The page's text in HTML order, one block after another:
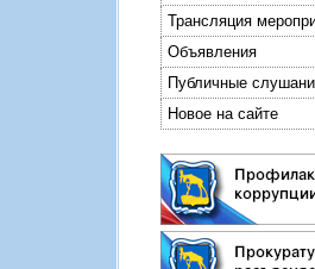
Трансляция
Объявления
Публичные
Новое на сайте